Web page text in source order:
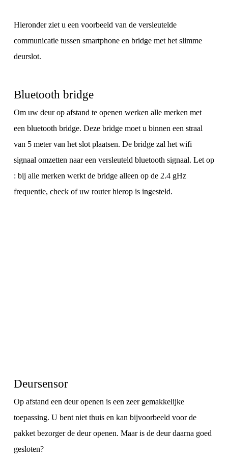
Hieronder ziet u een voorbeeld van de versleutelde
communicatie tussen smartphone en bridge met het slimme
deurslot.
Bluetooth bridge
Om uw deur op afstand te openen werken alle merken met
een bluetooth bridge. Deze bridge moet u binnen een straal
van 5 meter van het slot plaatsen. De bridge zal het wifi
signaal omzetten naar een versleuteld bluetooth signaal. Let op
: bij alle merken werkt de bridge alleen op de 2.4 gHz
frequentie, check of uw router hierop is ingesteld.
Deursensor
Op afstand een deur openen is een zeer gemakkelijke
toepassing. U bent niet thuis en kan bijvoorbeeld voor de
pakket bezorger de deur openen. Maar is de deur daarna goed
gesloten?